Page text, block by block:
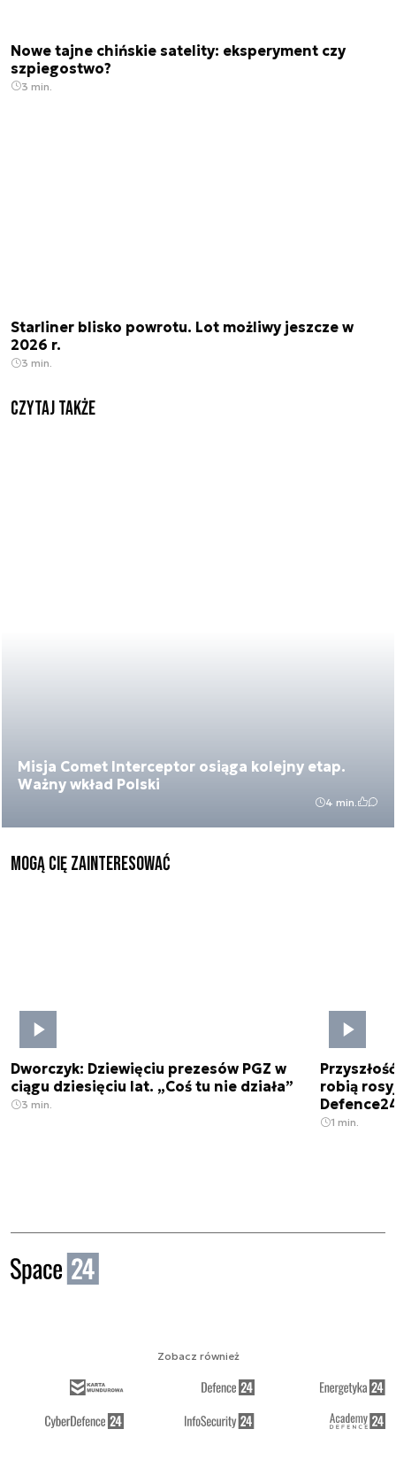
Nowe tajne chińskie satelity: eksperyment czy
szpiegostwo?
3 min.
Starliner blisko powrotu. Lot możliwy jeszcze w
2026 r.
3 min.
Czytaj także
Misja Comet Interceptor osiąga kolejny etap.
Ważny wkład Polski
4 min.
Mogą Cię zainteresować
Dworczyk: Dziewięciu prezesów PGZ w
ciągu dziesięciu lat. „Coś tu nie działa”
3 min.
robią
1 min.
Zobacz również